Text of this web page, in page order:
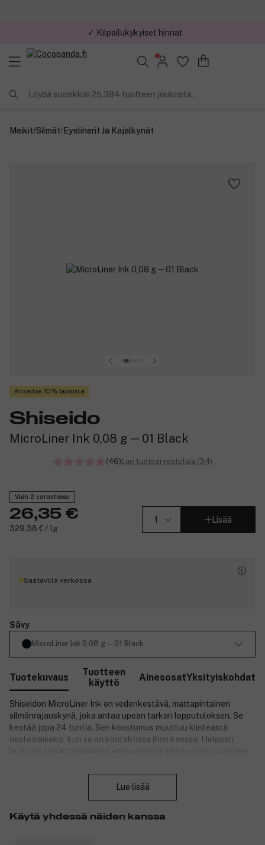
✓ Kilpailukykyiset hinnat
Löydä suosikkisi 25.384 tuotteen joukosta..
Meikit/Silmät/Eyelinerit Ja Kajalkynät
Ansaitse 10% bonusta
Shiseido
MicroLiner Ink 0,08 g ─ 01 Black
(46)Lue tuotearvosteluja (34)
Vain 2 varastossa
26,35 €
329,38 € / 1g
Lisää
Saatavilla verkossa
Sävy
MicroLiner Ink 0,08 g ─ 01 Black
Tuotekuvaus
Tuotteen
käyttö
AinesosatYksityiskohdat
Shiseidon MicroLiner Ink on vedenkestävä, mattapintainen
silmänrajauskynä, joka antaa upean tarkan lopputuloksen. Se
kestää jopa 24 tuntia. Sen koostumus muuttuu kiinteästä
nestemäiseksi, kun se on kontaktissa ihon kanssa. Helposti
Lue lisää
Käytä yhdessä näiden kanssa